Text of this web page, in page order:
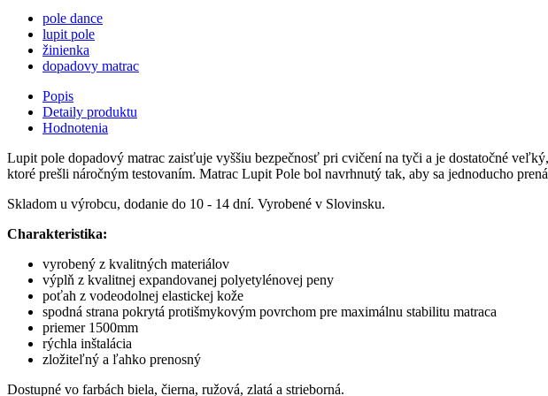
pole dance
lupit pole
žinienka
dopadovy matrac
Popis
Detaily produktu
Hodnotenia
Lupit pole dopadový matrac zaisťuje vyššiu bezpečnosť pri cvičení na tyči a je dostatočné
ktoré prešli náročným testovaním. Matrac Lupit Pole bol navrhnutý tak, aby sa jednoducho
Skladom u výrobcu, dodanie do 10 - 14 dní. Vyrobené v Slovinsku.
Charakteristika:
vyrobený z kvalitných materiálov
výplň z kvalitnej expandovanej polyetylénovej peny
poťah z vodeodolnej elastickej kože
spodná strana pokrytá protišmykovým povrchom pre maximálnu stabilitu matraca
priemer 1500mm
rýchla inštalácia
zložiteľný a ľahko prenosný
Dostupné vo farbách biela, čierna, ružová, zlatá a strieborná.